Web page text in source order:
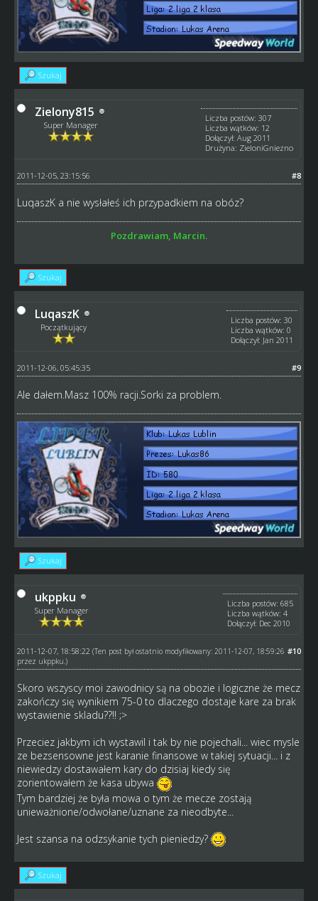
Szukaj
Zielony815
Super Manager
Liczba postów: 307
Liczba wątków: 12
Dołączył: Aug 2011
Drużyna: ZieloniGniezno
#8
2011-12-05, 23:15:56
LuqaszK a nie wysłałeś ich przypadkiem na obóz?
Pozdrawiam, Marcin.
Szukaj
LuqaszK
Początkujący
Liczba postów: 30
Liczba wątków: 0
Dołączył: Jan 2011
#9
2011-12-06, 05:45:35
Ale dałem.Masz 100% racji.Sorki za problem.
Szukaj
ukppku
Super Manager
Liczba postów: 685
Liczba wątków: 4
Dołączył: Dec 2010
#10
2011-12-07, 18:58:22 (Ten post był ostatnio modyfikowany: 2011-12-07, 18:59:26
przez ukppku .)
Skoro wszyscy moi zawodnicy są na obozie i logiczne że mecz
zakończy się wynikiem 75-0 to dlaczego dostaje kare za brak
wystawienie skladu??!! ;>
Przeciez jakbym ich wystawil i tak by nie pojechali... wiec mysle
ze bezsensowne jest karanie finansowe w takiej sytuacji... i z
niewiedzy dostawałem kary do dzisiaj kiedy się
zorientowałem że kasa ubywa
Tym bardziej że była mowa o tym że mecze zostają
unieważnione/odwołane/uznane za nieodbyte...
Jest szansa na odzsykanie tych pieniedzy?
Szukaj